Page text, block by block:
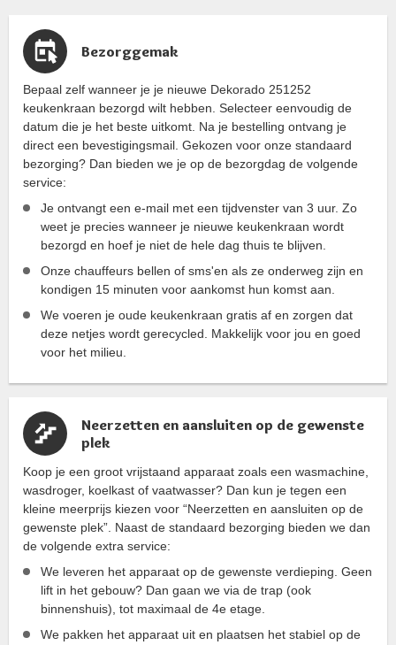
Bezorggemak
Bepaal zelf wanneer je je nieuwe Dekorado 251252
keukenkraan bezorgd wilt hebben. Selecteer eenvoudig de
datum die je het beste uitkomt. Na je bestelling ontvang je
direct een bevestigingsmail. Gekozen voor onze standaard
bezorging? Dan bieden we je op de bezorgdag de volgende
service:
Je ontvangt een e-mail met een tijdvenster van 3 uur. Zo
weet je precies wanneer je nieuwe keukenkraan wordt
bezorgd en hoef je niet de hele dag thuis te blijven.
Onze chauffeurs bellen of sms'en als ze onderweg zijn en
kondigen 15 minuten voor aankomst hun komst aan.
We voeren je oude keukenkraan gratis af en zorgen dat
deze netjes wordt gerecycled. Makkelijk voor jou en goed
voor het milieu.
Neerzetten en aansluiten op de gewenste
plek
Koop je een groot vrijstaand apparaat zoals een wasmachine,
wasdroger, koelkast of vaatwasser? Dan kun je tegen een
kleine meerprijs kiezen voor “Neerzetten en aansluiten op de
gewenste plek”. Naast de standaard bezorging bieden we dan
de volgende extra service:
We leveren het apparaat op de gewenste verdieping. Geen
lift in het gebouw? Dan gaan we via de trap (ook
binnenshuis), tot maximaal de 4e etage.
We pakken het apparaat uit en plaatsen het stabiel op de